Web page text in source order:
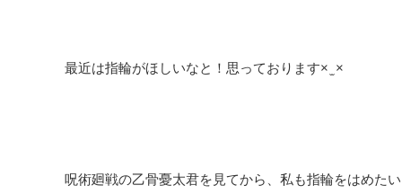
最近は指輪がほしいなと！思っております× ̫ ×
呪術廻戦の乙骨憂太君を見てから、私も指輪をはめた